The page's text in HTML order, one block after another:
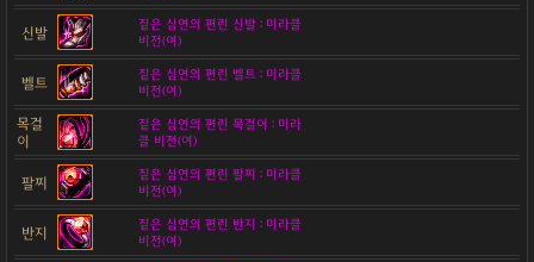
신발
짙은 심연의 편린 신발 : 미라클
비전(여)
벨트
짙은 심연의 편린 벨트 : 미라클
비전(여)
목걸
이
짙은 심연의 편린 목걸이 : 미라
클 비전(여)
팔찌
짙은 심연의 편린 팔찌 : 미라클
비전(여)
반지
짙은 심연의 편린 반지 : 미라클
비전(여)